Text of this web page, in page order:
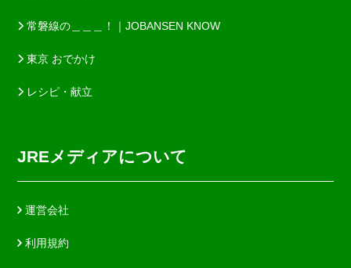
常磐線の＿＿＿！｜JOBANSEN KNOW
東京 おでかけ
レシピ・献立
JREメディアについて
運営会社
利用規約